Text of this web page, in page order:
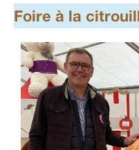
Foire à la